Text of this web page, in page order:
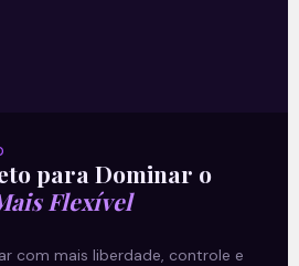
para Dominar o
Flexível
com mais liberdade, controle e